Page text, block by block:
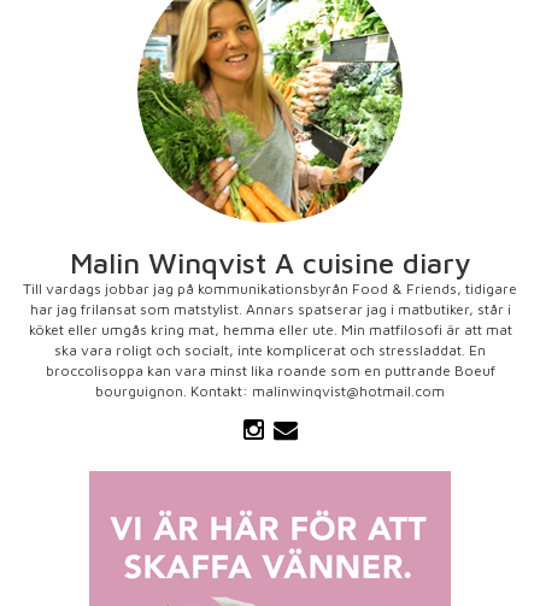
Malin Winqvist A cuisine diary
Till vardags jobbar jag på kommunikationsbyrån Food & Friends, tidigare
har jag frilansat som matstylist. Annars spatserar jag i matbutiker, står i
köket eller umgås kring mat, hemma eller ute. Min matfilosofi är att mat
ska vara roligt och socialt, inte komplicerat och stressladdat. En
broccolisoppa kan vara minst lika roande som en puttrande Boeuf
bourguignon. Kontakt: malinwinqvist@hotmail.com